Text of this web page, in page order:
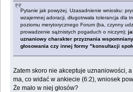
Pytanie jak powyżej. Uzasadnienie wniosku:
wzajemnej adoracji, długotrwała tolerancja dla
poziomu merytorycznego Forum (ba, czynny
prowadzenie sążnistych pogaduch o niczym);
uznaniowy charakter przyznania
głosowania czy innej formy "konsultacji
Zatem skoro nie akceptuje uznaniowości,
ma, co widać w ankiecie (6:2), wniosek
Że mało w niej głosów?